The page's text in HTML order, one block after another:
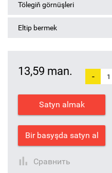
Tölegiň görnüşleri
Eltip bermek
13,59 man. -
Satyn almak
Bir basyşda satyn al
Сравнить